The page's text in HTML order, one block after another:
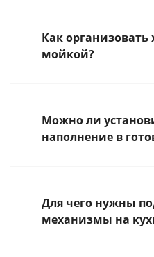
Как организовать
мойкой?
Можно ли
наполнение в
Для чего нужны
механизмы на